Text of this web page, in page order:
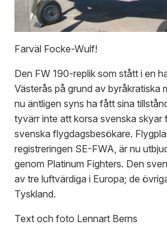
Farväl Focke-Wulf!
Den FW 190-replik som stått i en
Västerås på grund av byråkratiska
nu äntligen syns ha fått sina
tyvärr inte att korsa svenska skyar
svenska flygdagsbesökare.
registreringen SE-FWA, är nu
genom Platinum Fighters. Den
av tre luftvärdiga i Europa; de
Tyskland.
Text och foto Lennart Berns